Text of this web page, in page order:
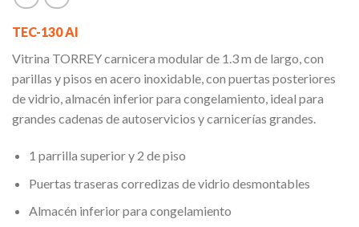
TEC-130 AI
Vitrina TORREY carnicera modular de 1.3 m de largo, con
parillas y pisos en acero inoxidable, con puertas posteriores
de vidrio, almacén inferior para congelamiento, ideal para
grandes cadenas de autoservicios y carnicerías grandes.
1 parrilla superior y 2 de piso
Puertas traseras corredizas de vidrio desmontables
Almacén inferior para congelamiento